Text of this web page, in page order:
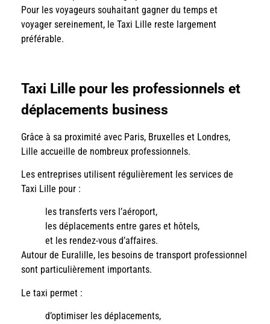
Pour les voyageurs souhaitant gagner du temps et
voyager sereinement, le Taxi Lille reste largement
préférable.
Taxi Lille pour les professionnels et
déplacements business
Grâce à sa proximité avec Paris, Bruxelles et Londres,
Lille accueille de nombreux professionnels.
Les entreprises utilisent régulièrement les services de
Taxi Lille pour :
les transferts vers l’aéroport,
les déplacements entre gares et hôtels,
et les rendez-vous d’affaires.
Autour de Euralille, les besoins de transport professionnel
sont particulièrement importants.
Le taxi permet :
d’optimiser les déplacements,